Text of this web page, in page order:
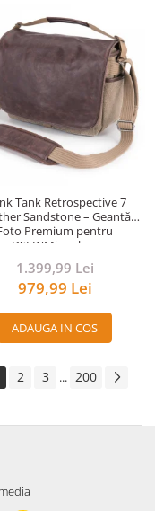
Tank Retrospective 7
Sandstone – Geantă
Premium pentru
DSLR/Mirrorless
1.399,99 Lei
979,99 Lei
ADAUGA IN COS
2 3 ... 200